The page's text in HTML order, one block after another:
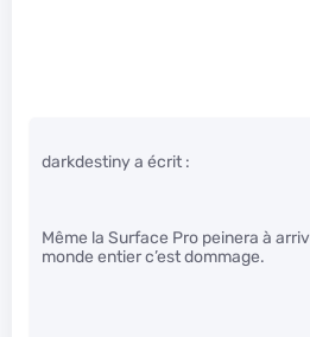
darkdestiny a écrit :
Même la Surface Pro peinera à
monde entier c’est dommage.